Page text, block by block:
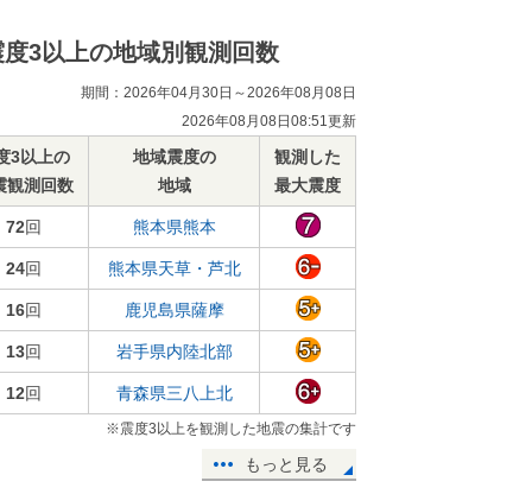
度3以上の地域別観測回数
期間：2026年04月30日～2026年08月08日
2026年08月08日08:51更新
3以上の
観測回数
地域震度の
地域
観測した
最大震度
72回 熊本県熊本
24回 熊本県天草・芦北
16回 鹿児島県薩摩
13回 岩手県内陸北部
12回 青森県三八上北
※震度3以上を観測した地震の集計です
もっと見る